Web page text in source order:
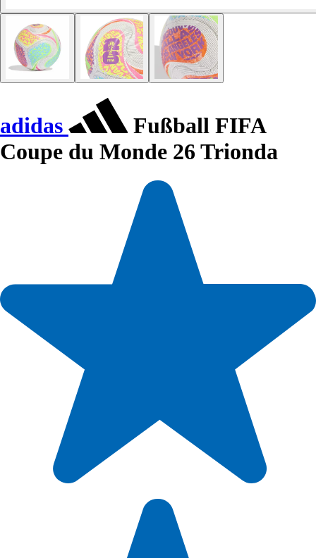
adidas
Fußball FIFA
Coupe du Monde 26 Trionda